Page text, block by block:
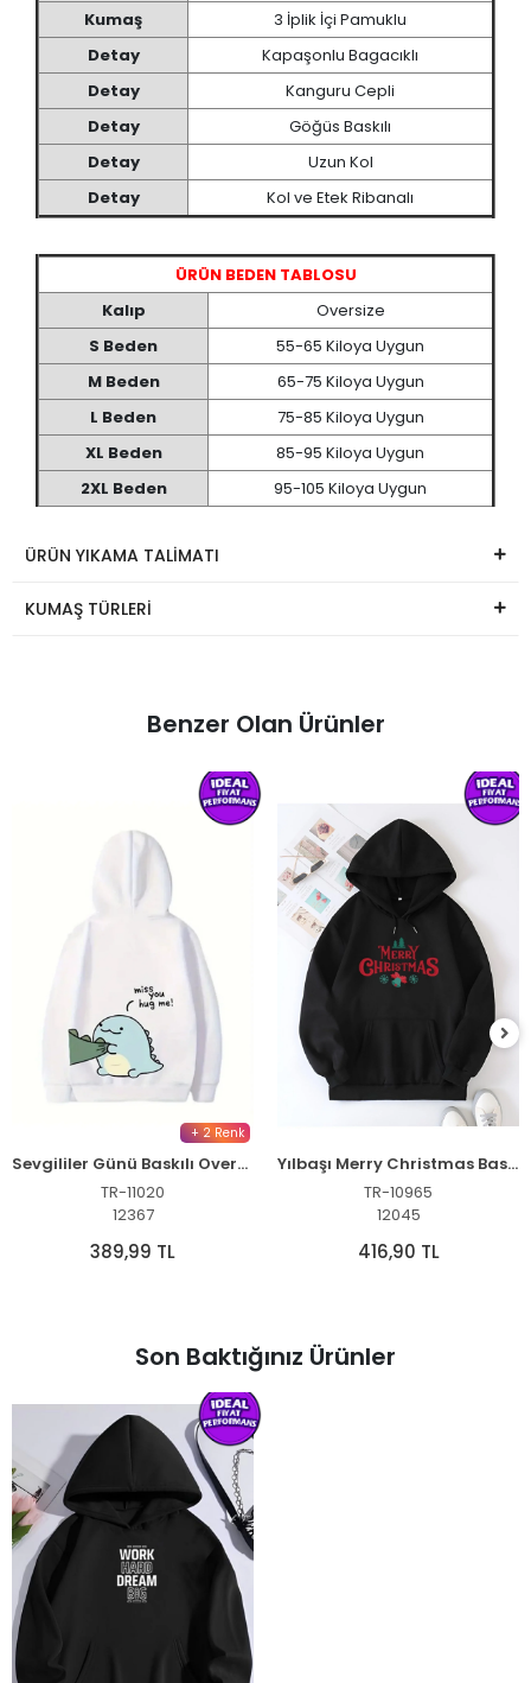
Kumaş
3 İplik İçi Pamuklu
Detay
Kapaşonlu Bagacıklı
Detay
Kanguru Cepli
Detay
Göğüs Baskılı
Detay
Uzun Kol
Detay
Kol ve Etek Ribanalı
ÜRÜN BEDEN TABLOSU
Kalıp
Oversize
S Beden
55-65 Kiloya Uygun
M Beden
65-75 Kiloya Uygun
L Beden
75-85 Kiloya Uygun
XL Beden
85-95 Kiloya Uygun
2XL Beden
95-105 Kiloya Uygun
ÜRÜN YIKAMA TALİMATI
KUMAŞ TÜRLERİ
Benzer Olan Ürünler
+ 2 Renk
Sevgililer Günü Baskılı Oversize Kapüşonlu Sweatshirt Hoodie - Beyaz
TR-11020
12367
389,99 TL
Yılbaşı Merry Christmas Baskılı Oversize Kapüşonlu Sweatshirt Hoodie - Siyah
TR-10965
12045
416,90 TL
Son Baktığınız Ürünler